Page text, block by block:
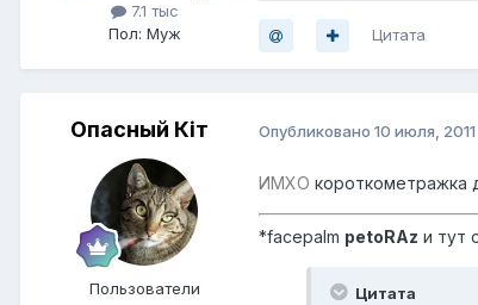
7.1 тыс
Пол: Муж
Цитата
Опасный Кiт
Пользователи
Опубликовано 10 июля, 2011
ИМХО короткометражка
*facepalm petoRAz и тут
Цитата